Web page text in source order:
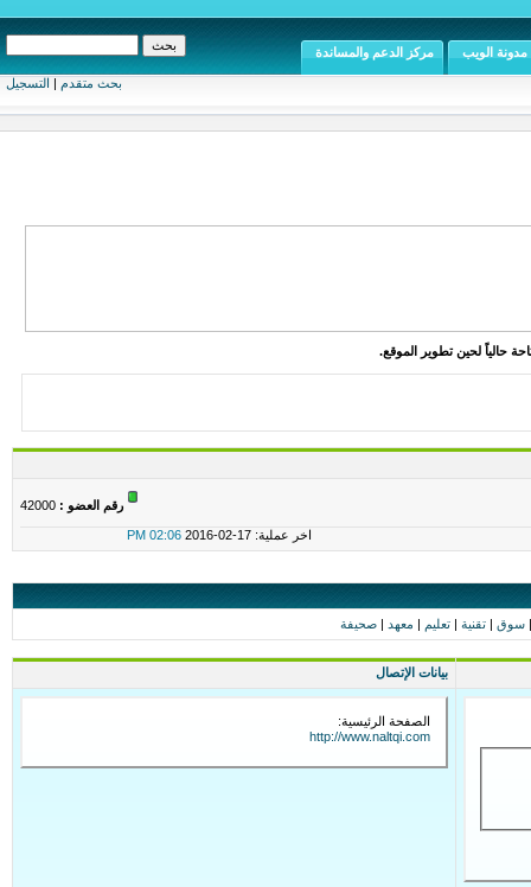
بحث متقدم | التسجيل
مدونة الويب مركز الدعم والمساندة
حالياً لحين تطوير الموقع.
رقم العضو :
اخر عملية: 17-02-2016 02:06 PM
|سوق |تقنية |تعليم معهد |صحيفة
بيانات الإتصال
الصفحة الرئيسية:
http://www.naltqi.com